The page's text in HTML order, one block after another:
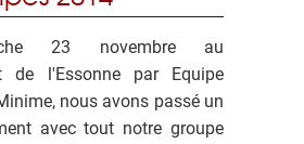
23 novembre au
de l'Essonne par Equipe
nous avons passé un
avec tout notre groupe